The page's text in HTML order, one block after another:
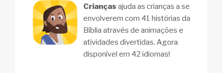
Crianças ajuda as crianças a se
envolverem com 41 histórias da
Bíblia através de animações e
atividades divertidas. Agora
disponível em 42 idiomas!